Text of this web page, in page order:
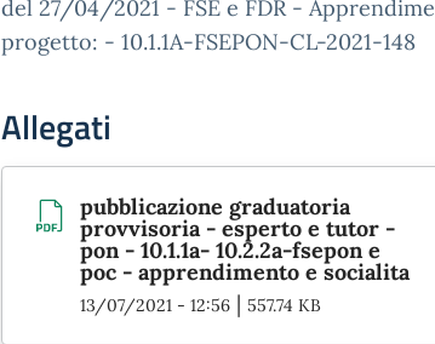
del 27/04/2021 - FSE e FDR -
progetto: - 10.1.1A-FSEPON-CL-2021-148
Allegati
pubblicazione graduatoria
provvisoria - esperto e tutor -
pon - 10.1.1a- 10.2.2a-fsepon e
poc - apprendimento e socialita
13/07/2021 - 12:56 | 557.74 KB